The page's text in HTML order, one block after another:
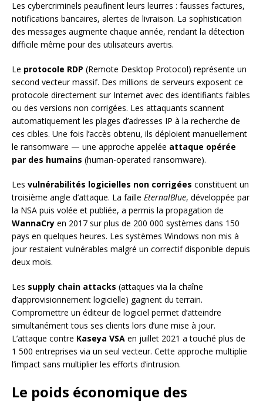
Les cybercriminels peaufinent leurs leurres : fausses factures,
notifications bancaires, alertes de livraison. La sophistication
des messages augmente chaque année, rendant la détection
difficile même pour des utilisateurs avertis.
Le protocole RDP (Remote Desktop Protocol) représente un
second vecteur massif. Des millions de serveurs exposent ce
protocole directement sur Internet avec des identifiants faibles
ou des versions non corrigées. Les attaquants scannent
automatiquement les plages d’adresses IP à la recherche de
ces cibles. Une fois l’accès obtenu, ils déploient manuellement
le ransomware — une approche appelée attaque opérée
par des humains (human-operated ransomware).
Les vulnérabilités logicielles non corrigées constituent un
troisième angle d’attaque. La faille EternalBlue, développée par
la NSA puis volée et publiée, a permis la propagation de
WannaCry en 2017 sur plus de 200 000 systèmes dans 150
pays en quelques heures. Les systèmes Windows non mis à
jour restaient vulnérables malgré un correctif disponible depuis
deux mois.
Les supply chain attacks (attaques via la chaîne
d’approvisionnement logicielle) gagnent du terrain.
Compromettre un éditeur de logiciel permet d’atteindre
simultanément tous ses clients lors d’une mise à jour.
L’attaque contre Kaseya VSA en juillet 2021 a touché plus de
1 500 entreprises via un seul vecteur. Cette approche multiplie
l’impact sans multiplier les efforts d’intrusion.
Le poids économique des